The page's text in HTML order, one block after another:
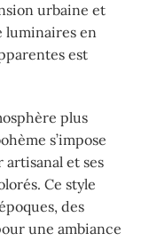
urbaine et
luminaires en
est
plus
s’impose
artisanal et ses
Ce style
des
une ambiance